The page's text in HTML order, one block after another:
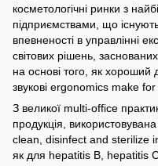
косметологічні ринки з
підприємствами, що
впевненості в управлінні
світових рішень,
на основі того, як
звукові ergonomics make
З великої multi-office
продукція,
clean, disinfect and sterilize
як для hepatitis B, hepatitis